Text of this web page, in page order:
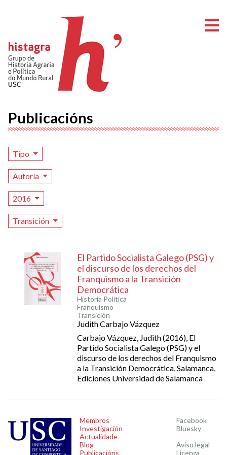
Publicacións
Tipo
Autoría
2016
Transición
El Partido Socialista Galego (PSG) y
el discurso de los derechos del
Franquismo a la Transición
Democrática
Historia Política
Franquismo
Transición
Judith Carbajo Vázquez
Carbajo Vázquez, Judith (2016), El
Partido Socialista Galego (PSG) y el
discurso de los derechos del Franquismo
a la Transición Democrática, Salamanca,
Ediciones Universidad de Salamanca
Membros
Investigación
Actualidade
Blog
Publicacións
Facebook
Bluesky
Aviso legal
Licenza